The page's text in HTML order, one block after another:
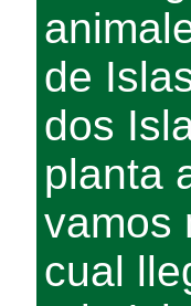
de
dos
planta
vamos
cual